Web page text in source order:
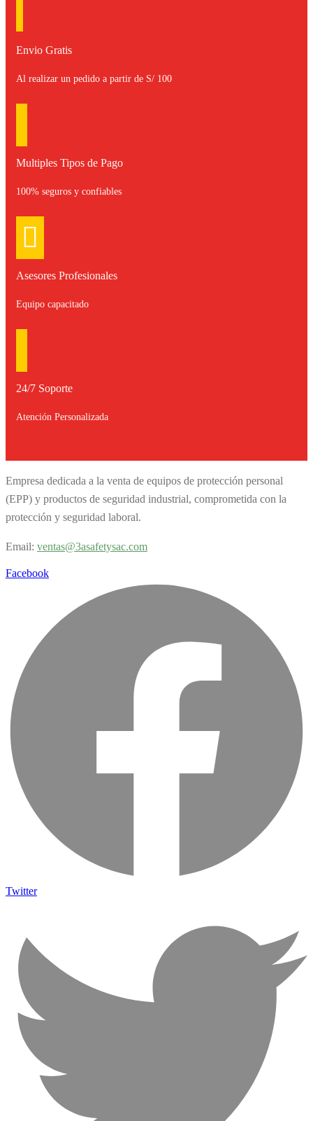
Envio Gratis
Al realizar un pedido a partir de S/ 100
Multiples Tipos de Pago
100% seguros y confiables
Asesores Profesionales
Equipo capacitado
24/7 Soporte
Atención Personalizada
Empresa dedicada a la venta de equipos de protección personal
(EPP) y productos de seguridad industrial, comprometida con la
protección y seguridad laboral.
Email: ventas@3asafetysac.com
Facebook
Twitter